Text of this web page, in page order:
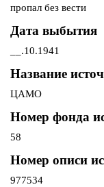
пропал без вести
Дата выбытия
__.10.1941
Название
ЦАМО
Номер фонда
58
Номер описи
977534